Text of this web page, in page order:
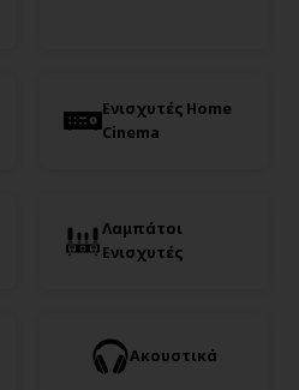
Ενισχυτές Home
Cinema
Λαμπάτοι
Ενισχυτές
Ακουστικά